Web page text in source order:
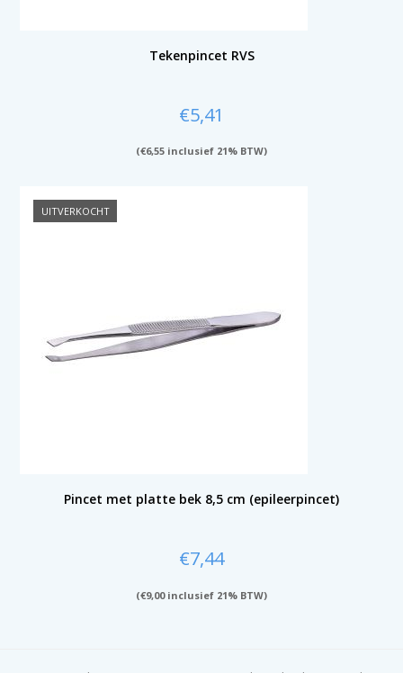
Tekenpincet RVS
€5,41
(€6,55 inclusief 21% BTW)
UITVERKOCHT
Pincet met platte bek 8,5 cm (epileerpincet)
€7,44
(€9,00inclusief 21% BTW)